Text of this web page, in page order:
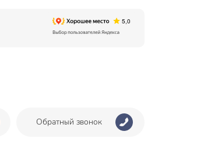
Обратный звонок